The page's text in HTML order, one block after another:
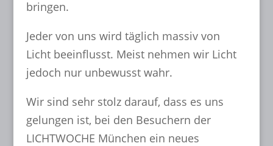
bringen.
Jeder von uns wird täglich massiv von
Licht beeinflusst. Meist nehmen wir Licht
jedoch nur unbewusst wahr.
Wir sind sehr stolz darauf, dass es uns
gelungen ist, bei den Besuchern der
LICHTWOCHE München ein neues